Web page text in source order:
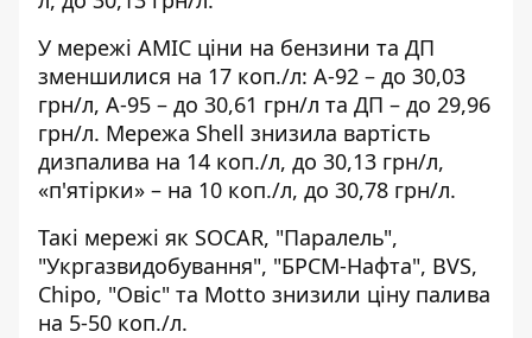
У мережі AMIC ціни на бензини та ДП
зменшилися на 17 коп./л: А-92 – до 30,03
грн/л, А-95 – до 30,61 грн/л та ДП – до 29,96
грн/л. Мережа Shell знизила вартість
дизпалива на 14 коп./л, до 30,13 грн/л,
«п'ятірки» – на 10 коп./л, до 30,78 грн/л.
Такі мережі як SOCAR, "Паралель",
"Укргазвидобування", "БРСМ-Нафта", BVS,
Chipo, "Овіс" та Motto знизили ціну палива
на 5-50 коп./л.